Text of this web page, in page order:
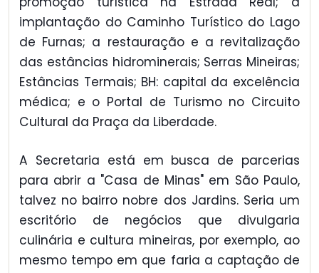
implantação do Caminho Turístico do Lago
de Furnas; a restauração e a revitalização
das estâncias hidrominerais; Serras Mineiras;
Estâncias Termais; BH: capital da excelência
médica; e o Portal de Turismo no Circuito
Cultural da Praça da Liberdade.
A Secretaria está em busca de parcerias
para abrir a "Casa de Minas" em São Paulo,
talvez no bairro nobre dos Jardins. Seria um
escritório de negócios que divulgaria
culinária e cultura mineiras, por exemplo, ao
mesmo tempo em que faria a captação de